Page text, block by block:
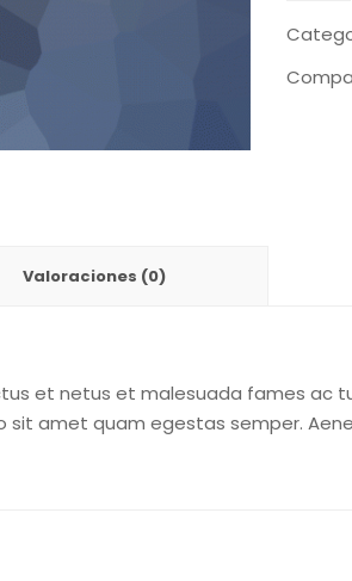
Idea
Valoraciones (0)
et netus et malesuada fames ac
amet quam egestas semper.